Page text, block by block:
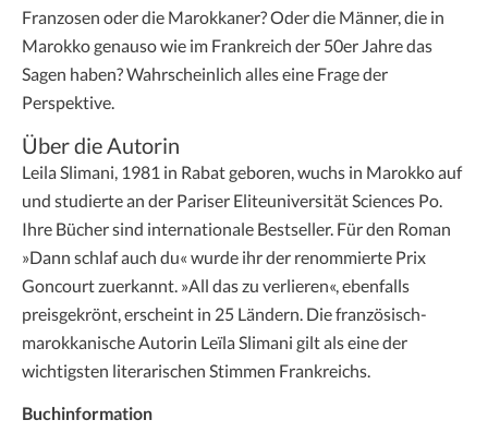
Franzosen oder die Marokkaner? Oder die Männer, die in
Marokko genauso wie im Frankreich der 50er Jahre das
Sagen haben? Wahrscheinlich alles eine Frage der
Perspektive.
Über die Autorin
Leila Slimani, 1981 in Rabat geboren, wuchs in Marokko auf
und studierte an der Pariser Eliteuniversität Sciences Po.
Ihre Bücher sind internationale Bestseller. Für den Roman
»Dann schlaf auch du« wurde ihr der renommierte Prix
Goncourt zuerkannt. »All das zu verlieren«, ebenfalls
preisgekrönt, erscheint in 25 Ländern. Die französisch-
marokkanische Autorin Leïla Slimani gilt als eine der
wichtigsten literarischen Stimmen Frankreichs.
Buchinformation